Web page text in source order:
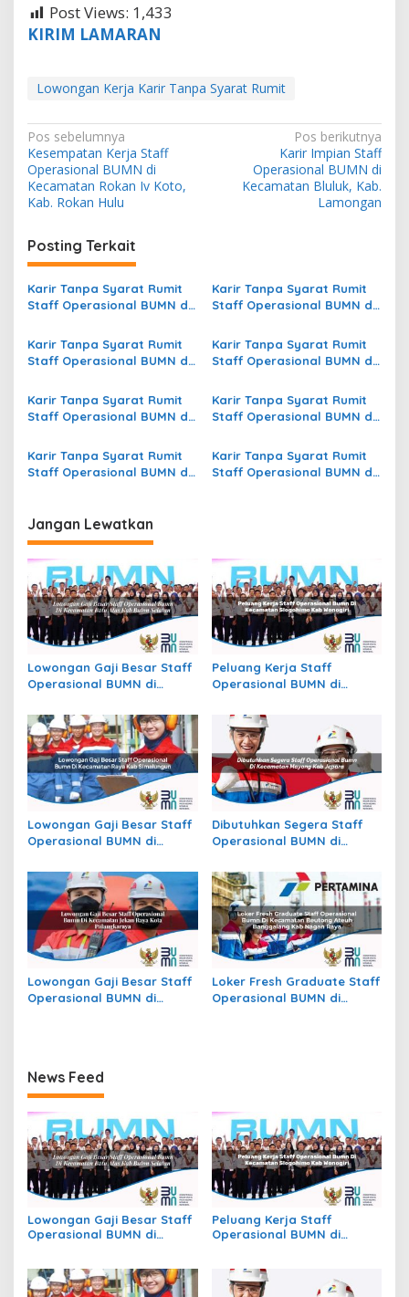
Post Views: 1,433
KIRIM LAMARAN
Lowongan Kerja Karir Tanpa Syarat Rumit
N
a
v
i
g
a
s
i
p
o
s
Pos sebelumnya
Kesempatan Kerja Staff
Operasional BUMN di
Kecamatan Rokan Iv Koto,
Kab. Rokan Hulu
Pos berikutnya
Karir Impian Staff
Operasional BUMN di
Kecamatan Bluluk, Kab.
Lamongan
Posting Terkait
Karir Tanpa Syarat Rumit
Staff Operasional BUMN di
Kab. Bolaang Mongondow
Timur
Karir Tanpa Syarat Rumit
Staff Operasional BUMN di
Klampok, Kab.
Banjarnegara
Karir Tanpa Syarat Rumit
Staff Operasional BUMN di
Berau
Karir Tanpa Syarat Rumit
Staff Operasional BUMN di
Kab. Lanny Jaya
Karir Tanpa Syarat Rumit
Staff Operasional BUMN di
Kab. Demak
Karir Tanpa Syarat Rumit
Staff Operasional BUMN di
Kijang, Kab. Pelalawan
Karir Tanpa Syarat Rumit
Staff Operasional BUMN di
Karir Tanpa Syarat Rumit
Staff Operasional BUMN di
Jangan Lewatkan
Lowongan Gaji Besar Staff
Operasional BUMN di
Buton Selatan
Peluang Kerja Staff
Operasional BUMN di
Kab. Wonogiri
Lowongan Gaji Besar Staff
Operasional BUMN di
Simalungun
Dibutuhkan Segera Staff
Operasional BUMN di
Jepara
Lowongan Gaji Besar Staff
Operasional BUMN di
Loker Fresh Graduate Staff
Operasional BUMN di
News Feed
Lowongan Gaji Besar Staff
Operasional BUMN di
Peluang Kerja Staff
Operasional BUMN di